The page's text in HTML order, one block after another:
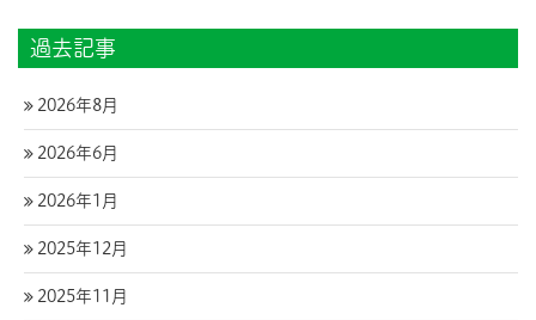
過去記事
2026年8月
2026年6月
2026年1月
2025年12月
2025年11月